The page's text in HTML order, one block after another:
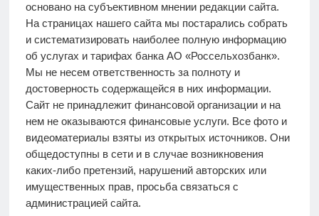
основано на субъективном мнении редакции сайта.
На страницах нашего сайта мы постарались собрать
и систематизировать наиболее полную информацию
об услугах и тарифах банка АО «Россельхозбанк».
Мы не несем ответственность за полноту и
достоверность содержащейся в них информации.
Сайт не принадлежит финансовой организации и на
нем не оказываются финансовые услуги. Все фото и
видеоматериалы взяты из открытых источников. Они
общедоступны в сети и в случае возникновения
каких-либо претензий, нарушений авторских или
имущественных прав, просьба связаться с
администрацией сайта.